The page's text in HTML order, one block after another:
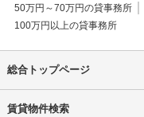
50万円～70万円の貸事務所
100万円以上の貸事務所
総合トップページ
賃貸物件検索